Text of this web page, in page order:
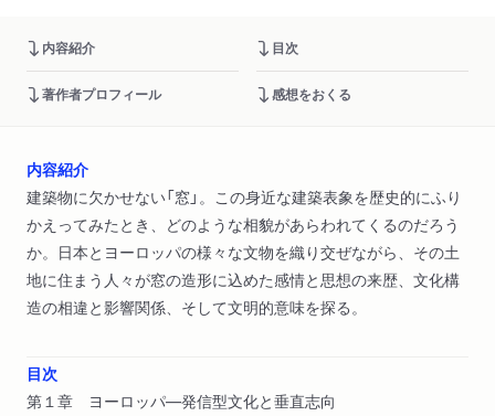
内容紹介 目次
著作者プロフィール 感想をおくる
内容紹介
建築物に欠かせない「窓」。この身近な建築表象を歴史的にふり
かえってみたとき、どのような相貌があらわれてくるのだろう
か。日本とヨーロッパの様々な文物を織り交ぜながら、その土
地に住まう人々が窓の造形に込めた感情と思想の来歴、文化構
造の相違と影響関係、そして文明的意味を探る。
目次
第１章 ヨーロッパ―発信型文化と垂直志向